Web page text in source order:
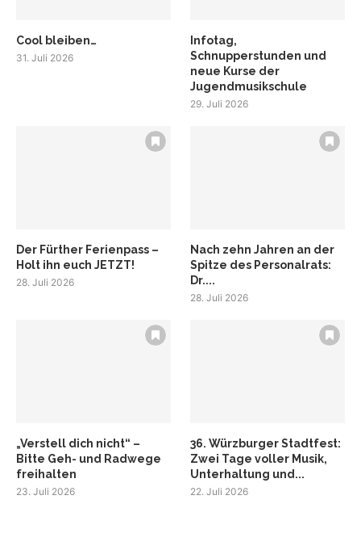
Cool bleiben…
31. Juli 2026
Infotag,
Schnupperstunden und
neue Kurse der
Jugendmusikschule
29. Juli 2026
Der Fürther Ferienpass –
Holt ihn euch JETZT!
28. Juli 2026
Nach zehn Jahren an der
Spitze des Personalrats:
Dr....
28. Juli 2026
„Verstell dich nicht“ –
Bitte Geh- und Radwege
freihalten
23. Juli 2026
36. Würzburger Stadtfest:
Zwei Tage voller Musik,
Unterhaltung und...
22. Juli 2026